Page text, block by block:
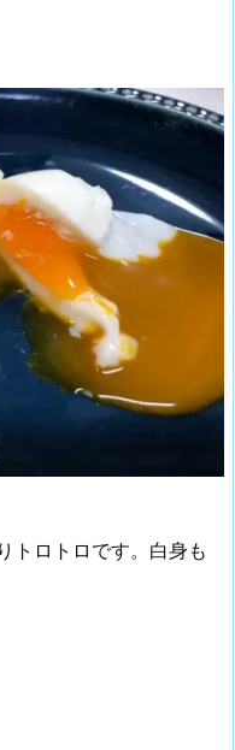
トロトロです。白身も